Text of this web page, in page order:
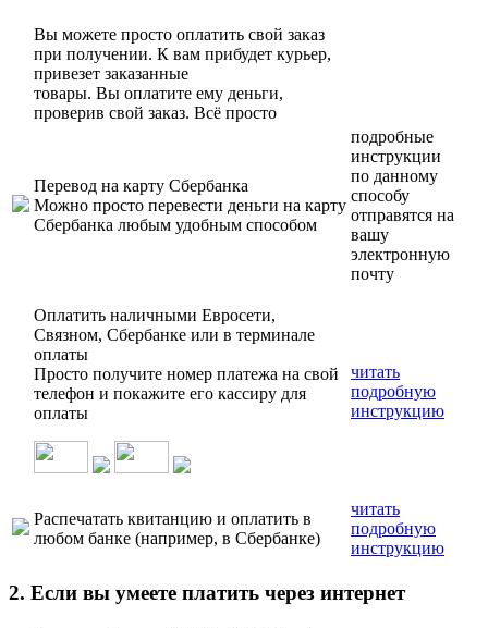
Вы можете просто оплатить свой заказ
при получении. К вам прибудет курьер,
привезет заказанные
товары. Вы оплатите ему деньги,
проверив свой заказ. Всё просто
Перевод на карту Сбербанка
Можно просто перевести деньги на карту
Сбербанка любым удобным способом
подробные
инструкции
по данному
способу
отправятся на
вашу
электронную
почту
Оплатить наличными Евросети,
Связном, Сбербанке или в терминале
оплаты
Просто получите номер платежа на свой
телефон и покажите его кассиру для
оплаты
читать
подробную
инструкцию
Распечатать квитанцию и оплатить в
любом банке (например, в Сбербанке)
читать
подробную
инструкцию
2. Если вы умеете платить через интернет